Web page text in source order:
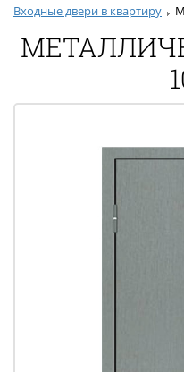
Входные двери в квартиру